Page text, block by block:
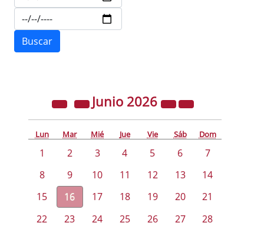
Junio 2026
Lun Mar Mié Jue Vie Sáb Dom
1 2 3 4 5 6
7
8
9 10 11 12 13
14
15
16 17 18 19 20
21
22
23 24 25 26 27
28